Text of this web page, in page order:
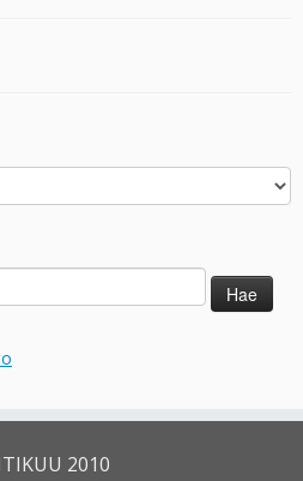
2010